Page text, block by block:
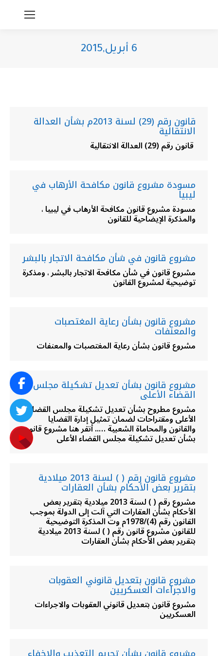
6 أبريل,2015
قانون رقم (29) لسنة 2013م بشأن العدالة
الانتقالية
قانون رقم (29) العدالة الانتقالية
مسودة مشروع قانون مكافحة الأرهاب في
ليبيا
مسودة مشروع قانون مكافحة الأرهاب في ليبيا ،
والمذكرة الإيضاحية للقانون
مشروع قانون في شأن مكافحة الاتجار بالبشر
مشروع قانون في شأن مكافحة الاتجار بالبشر ، ومذكرة
توضيحية لمشروع القانون
مشروع قانون بشأن رعاية المغتصبات
والمعنفات
مشروع قانون بشأن رعاية المغتصبات والمعنفات
مشروع قانون بشأن تعديل تشكيلة مجلس
القضاء الأعلى
مشروع مطروح بشأن تعديل تشكيلة مجلس القضاء
الأعلى ومقتراحات لضمان تمثيل إدارة القضايا
والقانون والمحاماة الشعبية ….. أنقر هنا مشروع قانون
بشأن تعديل تشكيلة مجلس القضاء الأعلى
مشروع قانون رقم ( ) لسنة 2013 ميلادية
بتقرير بعض الأحكام بشأن العقارات
مشروع رقم ( ) لسنة 2013 ميلادية بتقرير بعض
الأحكام بشأن العقارات التي آلت إلى الدولة بموجب
القانون رقم (4)/1978م وت المذكرة التوضيحية
للقانون مشروع قانون رقم ( ) لسنة 2013 ميلادية
بتقرير بعض الأحكام بشأن العقارات
مشروع قانون بتعديل قانوني العقوبات
والاجراءات العسكريين
مشروع قانون بتعديل قانوني العقوبات والاجراءات
العسكريين